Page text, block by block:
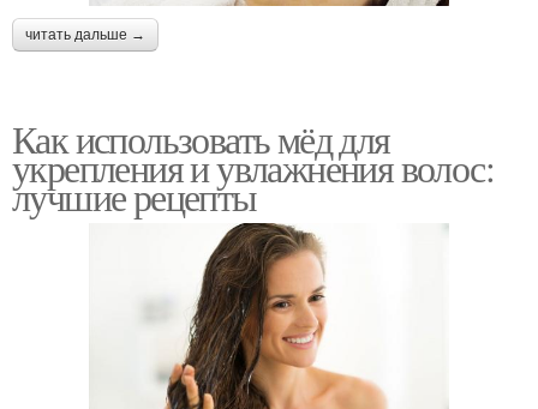
читать дальше →
Как использовать мёд для
укрепления и увлажнения волос:
лучшие рецепты